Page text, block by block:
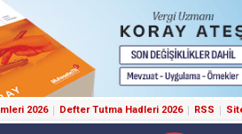
2026 Defter Tutma Hadleri 2026 RSS